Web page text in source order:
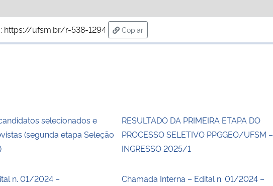
https://ufsm.br/r-538-1294
Copiar
para área de transferência
selecionados e
(segunda etapa Seleção
RESULTADO DA PRIMEIRA ETAPA DO
PROCESSO SELETIVO PPGGEO/UFSM –
INGRESSO 2025/1
n. 01/2024 –
Chamada Interna – Edital n. 01/2024 –